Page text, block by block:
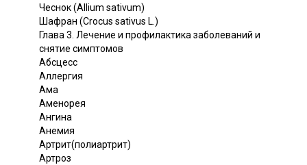
Чеснок (Allium sativum)
Шафран (Crocus sativus L.)
Глава 3. Лечение и профилактика заболеваний и
снятие симптомов
Абсцесс
Аллергия
Ама
Аменорея
Ангина
Анемия
Артрит(полиартрит)
Артроз